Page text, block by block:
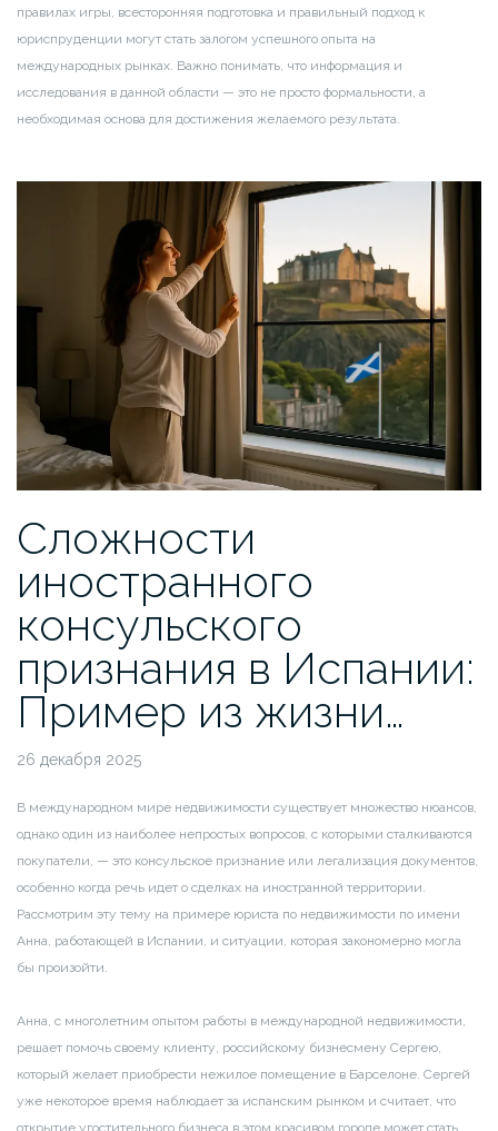
правилах игры, всесторонняя подготовка и правильный подход к
юриспруденции могут стать залогом успешного опыта на
международных рынках. Важно понимать, что информация и
исследования в данной области — это не просто формальности, а
необходимая основа для достижения желаемого результата.
Сложности
иностранного
консульского
признания в Испании:
Пример из жизни…
26 декабря 2025
В международном мире недвижимости существует множество нюансов,
однако один из наиболее непростых вопросов, с которыми сталкиваются
покупатели, — это консульское признание или легализация документов,
особенно когда речь идет о сделках на иностранной территории.
Рассмотрим эту тему на примере юриста по недвижимости по имени
Анна, работающей в Испании, и ситуации, которая закономерно могла
бы произойти.
Анна, с многолетним опытом работы в международной недвижимости,
решает помочь своему клиенту, российскому бизнесмену Сергею,
который желает приобрести нежилое помещение в Барселоне. Сергей
уже некоторое время наблюдает за испанским рынком и считает, что